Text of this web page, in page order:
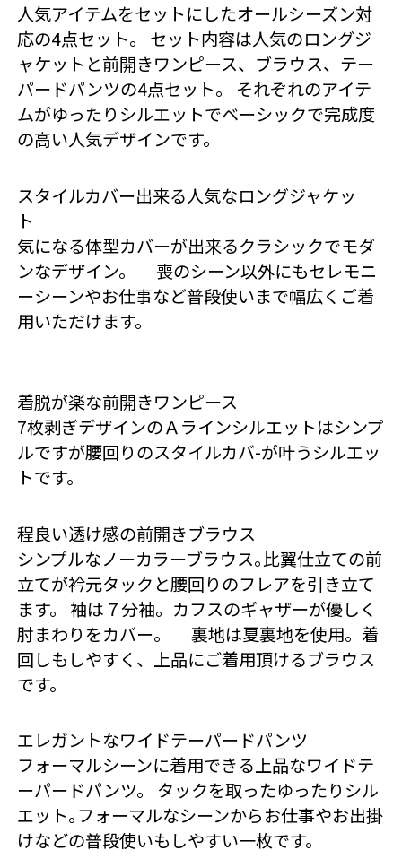
人気アイテムをセットにしたオールシーズン対
応の4点セット。 セット内容は人気のロングジ
ャケットと前開きワンピース、ブラウス、テー
パードパンツの4点セット。 それぞれのアイテ
ムがゆったりシルエットでベーシックで完成度
の高い人気デザインです。
スタイルカバー出来る人気なロングジャケッ
ト
気になる体型カバーが出来るクラシックでモダ
ンなデザイン。 喪のシーン以外にもセレモニ
ーシーンやお仕事など普段使いまで幅広くご着
用いただけます。
着脱が楽な前開きワンピース
7枚剥ぎデザインのＡラインシルエットはシンプ
ルですが腰回りのスタイルカバ-が叶うシルエッ
トです。
程良い透け感の前開きブラウス
シンプルなノーカラーブラウス｡比翼仕立ての前
立てが衿元タックと腰回りのフレアを引き立て
ます。 袖は７分袖。カフスのギャザーが優しく
肘まわりをカバー。 裏地は夏裏地を使用。着
回しもしやすく、上品にご着用頂けるブラウス
です。
エレガントなワイドテーパードパンツ
フォーマルシーンに着用できる上品なワイドテ
ーパードパンツ。 タックを取ったゆったりシル
エット｡フォーマルなシーンからお仕事やお出掛
けなどの普段使いもしやすい一枚です。